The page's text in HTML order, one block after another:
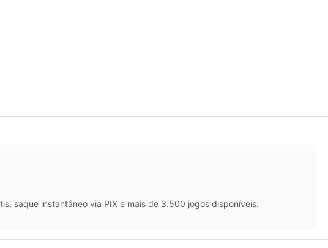
saque instantâneo via PIX e mais de 3.500 jogos disponíveis.